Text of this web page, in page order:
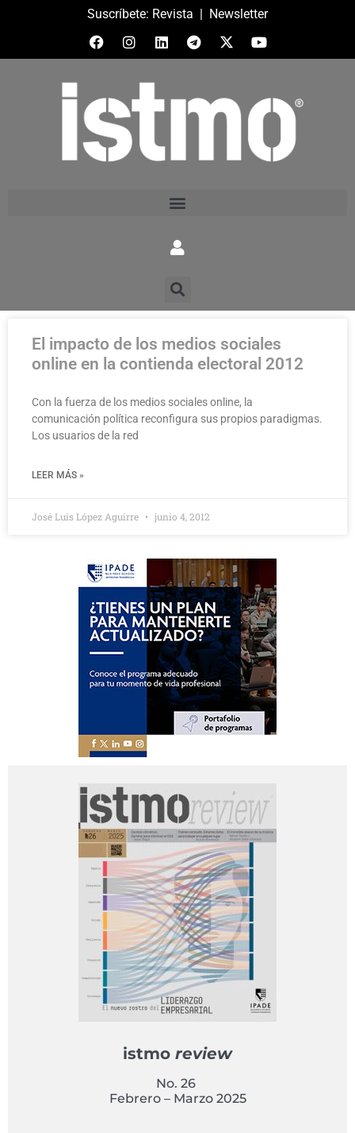
Suscríbete: Revista | Newsletter
El impacto de los medios sociales
online en la contienda electoral 2012
Con la fuerza de los medios sociales online, la
comunicación política reconfigura sus propios paradigmas.
Los usuarios de la red
LEER MÁS »
José Luis López Aguirre junio 4, 2012
istmo review
No. 26
Febrero – Marzo 2025